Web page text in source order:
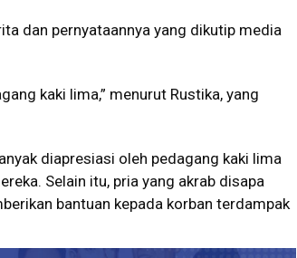
dan pernyataannya yang dikutip media
kaki lima,” menurut Rustika, yang
diapresiasi oleh pedagang kaki lima
Selain itu, pria yang akrab disapa
bantuan kepada korban terdampak